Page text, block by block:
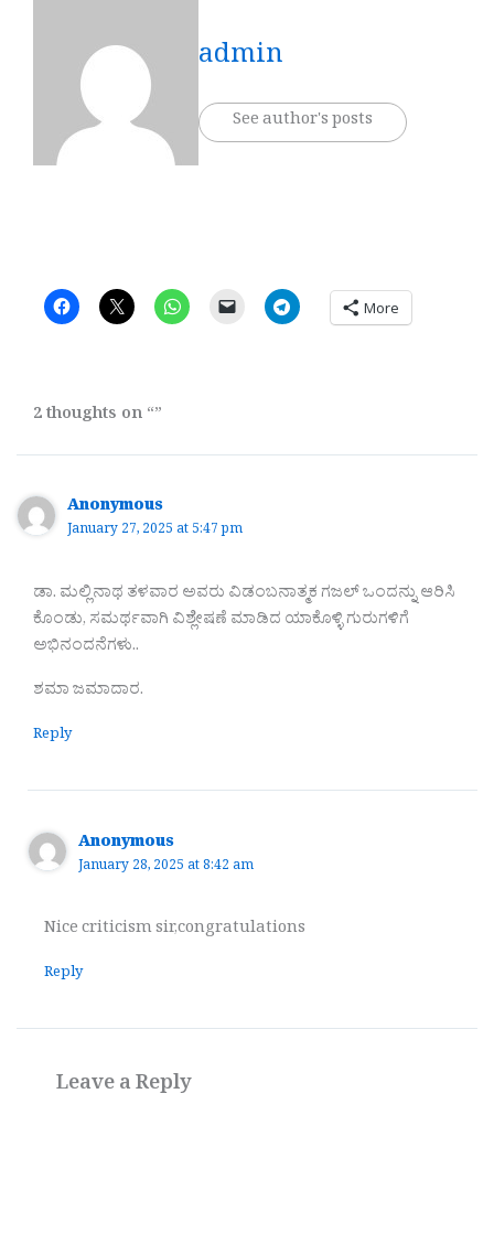
admin
See author's posts
More
2 thoughts on “”
Anonymous
January 27, 2025 at 5:47 pm
ಡಾ. ಮಲ್ಲಿನಾಥ ತಳವಾರ ಅವರು ವಿಡಂಬನಾತ್ಮಕ ಗಜಲ್ ಒಂದನ್ನು ಆರಿಸಿ
ಕೊಂಡು, ಸಮರ್ಥವಾಗಿ ವಿಶ್ಲೇಷಣೆ ಮಾಡಿದ ಯಾಕೊಳ್ಳಿ ಗುರುಗಳಿಗೆ
ಅಭಿನಂದನೆಗಳು..
ಶಮಾ ಜಮಾದಾರ.
Reply
Anonymous
January 28, 2025 at 8:42 am
Nice criticism sir,congratulations
Reply
Leave a Reply